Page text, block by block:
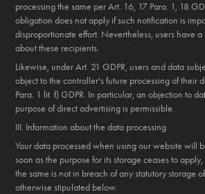
processing the same per Art. 16, 17 Para. 1, 18
obligation does not apply if such notification is
disproportionate effort. Nevertheless, users have
about these recipients.
Likewise, under Art. 21 GDPR, users and data
object to the controller's future processing of their
Para. 1 lit. f) GDPR. In particular, an objection to
purpose of direct advertising is permissible.
III. Information about the data processing
Your data processed when using our website will
soon as the purpose for its storage ceases to
the same is not in breach of any statutory storage
otherwise stipulated below.